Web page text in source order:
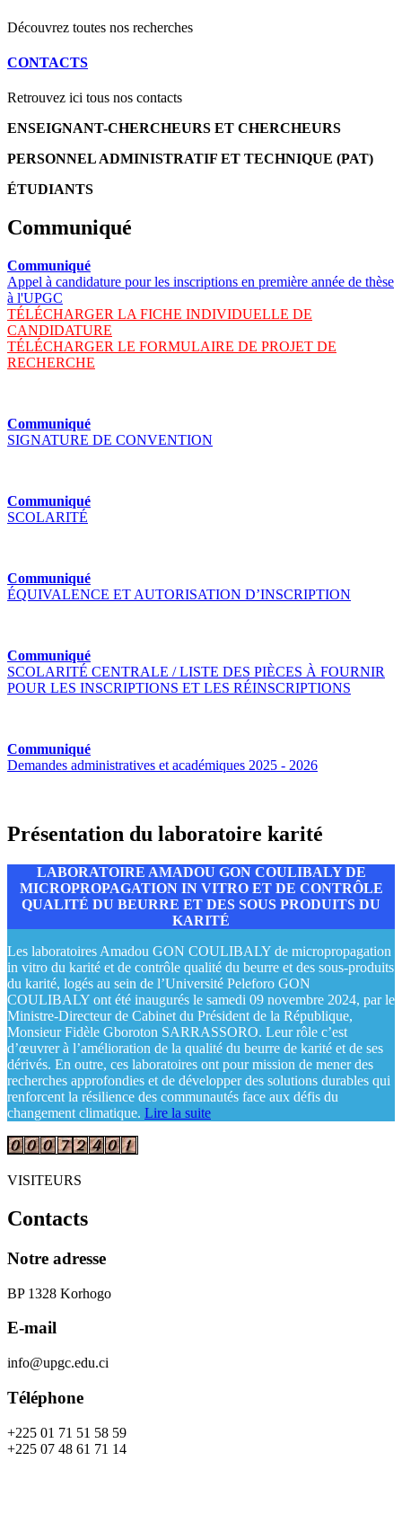
Découvrez toutes nos recherches
CONTACTS
Retrouvez ici tous nos contacts
ENSEIGNANT-CHERCHEURS ET CHERCHEURS
PERSONNEL ADMINISTRATIF ET TECHNIQUE (PAT)
ÉTUDIANTS
Communiqué
Communiqué
Appel à candidature pour les inscriptions en première année de thèse
à l'UPGC
TÉLÉCHARGER LA FICHE INDIVIDUELLE DE
CANDIDATURE
TÉLÉCHARGER LE FORMULAIRE DE PROJET DE
RECHERCHE
Communiqué
SIGNATURE DE CONVENTION
Communiqué
SCOLARITÉ
Communiqué
ÉQUIVALENCE ET AUTORISATION D’INSCRIPTION
Communiqué
SCOLARITÉ CENTRALE / LISTE DES PIÈCES À FOURNIR
POUR LES INSCRIPTIONS ET LES RÉINSCRIPTIONS
Communiqué
Demandes administratives et académiques 2025 - 2026
Présentation du laboratoire karité
LABORATOIRE AMADOU GON COULIBALY DE
MICROPROPAGATION IN VITRO ET DE CONTRÔLE
QUALITÉ DU BEURRE ET DES SOUS PRODUITS DU
KARITÉ
Les laboratoires Amadou GON COULIBALY de micropropagation
in vitro du karité et de contrôle qualité du beurre et des sous-produits
du karité, logés au sein de l’Université Peleforo GON
COULIBALY ont été inaugurés le samedi 09 novembre 2024, par le
Ministre-Directeur de Cabinet du Président de la République,
Monsieur Fidèle Gboroton SARRASSORO. Leur rôle c’est
d’œuvrer à l’amélioration de la qualité du beurre de karité et de ses
dérivés. En outre, ces laboratoires ont pour mission de mener des
recherches approfondies et de développer des solutions durables qui
renforcent la résilience des communautés face aux défis du
changement climatique. Lire la suite
VISITEURS
Contacts
Notre adresse
BP 1328 Korhogo
E-mail
info@upgc.edu.ci
Téléphone
+225 01 71 51 58 59
+225 07 48 61 71 14